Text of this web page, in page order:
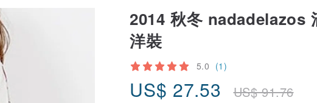
2014 秋冬 nadadelazos
洋裝
5.0 (1)
US$ 27.53 US$91.76